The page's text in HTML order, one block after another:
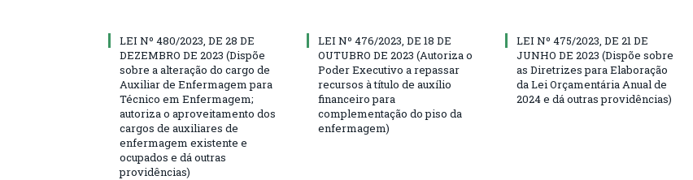
LEI Nº 480/2023, DE 28 DE
DEZEMBRO DE 2023 (Dispõe
sobre a alteração do cargo de
Auxiliar de Enfermagem para
Técnico em Enfermagem;
autoriza o aproveitamento dos
cargos de auxiliares de
enfermagem existente e
ocupados e dá outras
providências)
LEI Nº 476/2023, DE 18 DE
OUTUBRO DE 2023 (Autoriza o
Poder Executivo a repassar
recursos à título de auxílio
financeiro para
complementação do piso da
enfermagem)
LEI Nº 475/2023, DE 21 DE
JUNHO DE 2023 (Dispõe sobre
as Diretrizes para Elaboração
da Lei Orçamentária Anual de
2024 e dá outras providências)